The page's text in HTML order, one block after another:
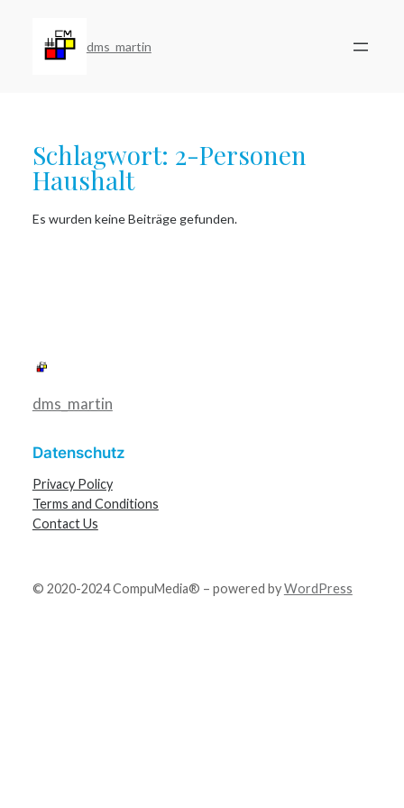
springen
dms_martin
Schlagwort: 2-Personen
Haushalt
Es wurden keine Beiträge gefunden.
dms_martin
Datenschutz
Privacy Policy
Terms and Conditions
Contact Us
© 2020-2024 CompuMedia® – powered byWordPress